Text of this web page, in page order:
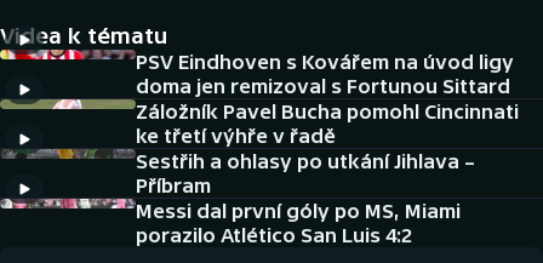
Cyklistika
DALŠÍ SPORTY
Americký fotbal
Baseball a softbal
NEPŘEHLÉDNĚTE
Videa k tématu
PSV Eindhoven s Kovářem na úvod ligy
doma jen remizoval s Fortunou Sittard
Záložník Pavel Bucha pomohl Cincinnati
ke třetí výhře v řadě
Sestřih a ohlasy po utkání Jihlava –
Příbram
Messi dal první góly po MS, Miami
porazilo Atlético San Luis 4:2